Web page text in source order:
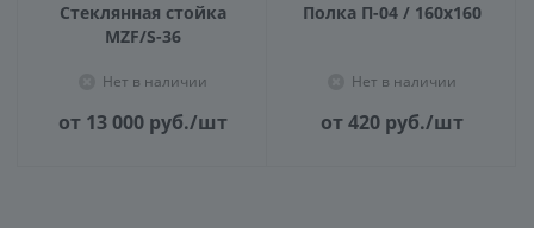
Стеклянная стойка
MZF/S-36
Нет в наличии
от 13 000руб./шт
Полка П-04 / 160х160
Нет в наличии
от 420руб./шт